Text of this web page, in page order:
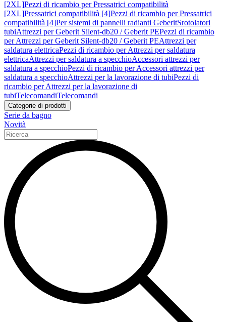
[2XL]Pezzi di ricambio per Pressatrici compatibilità
[2XL]Pressatrici compatibilità [4]Pezzi di ricambio per Pressatrici
compatibilità [4]Per sistemi di pannelli radianti GeberitSrotolatori
tubiAttrezzi per Geberit Silent-db20 / Geberit PEPezzi di ricambio
per Attrezzi per Geberit Silent-db20 / Geberit PEAttrezzi per
saldatura elettricaPezzi di ricambio per Attrezzi per saldatura
elettricaAttrezzi per saldatura a specchioAccessori attrezzi per
saldatura a specchioPezzi di ricambio per Accessori attrezzi per
saldatura a specchioAttrezzi per la lavorazione di tubiPezzi di
ricambio per Attrezzi per la lavorazione di
tubiTelecomandiTelecomandi
Categorie di prodotti
Serie da bagno
Novità